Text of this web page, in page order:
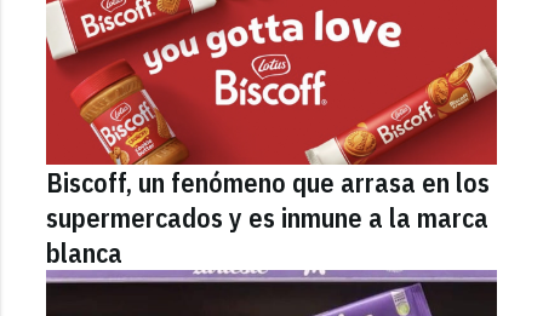
Biscoff, un fenómeno que arrasa en los
supermercados y es inmune a la marca
blanca